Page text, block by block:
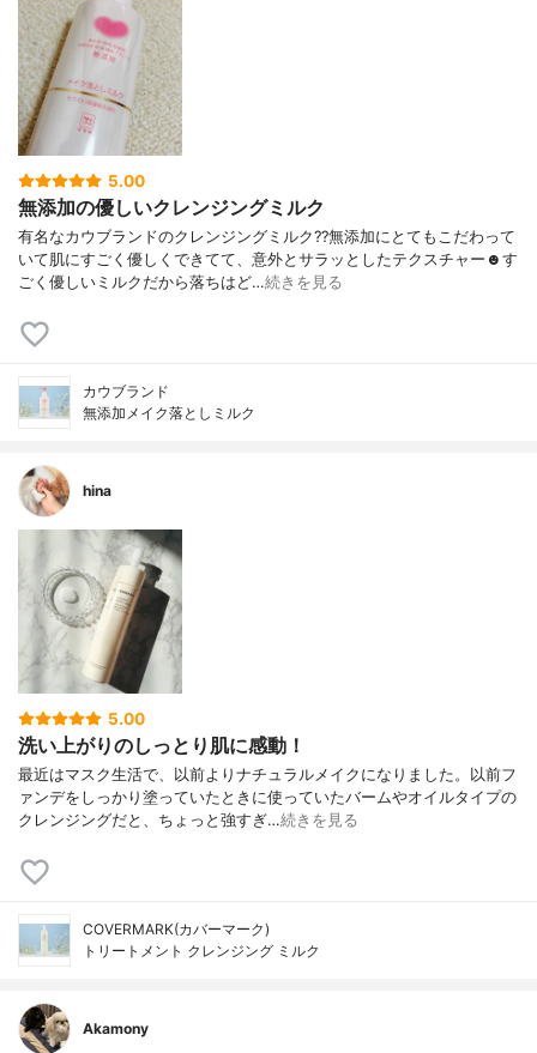
5.00
無添加の優しいクレンジングミルク
有名なカウブランドのクレンジングミルク??無添加にとてもこだわって
いて肌にすごく優しくできてて、意外とサラッとしたテクスチャー☻す
ごく優しいミルクだから落ちはど…続きを見る
カウブランド
無添加メイク落としミルク
hina
5.00
洗い上がりのしっとり肌に感動！
最近はマスク生活で、以前よりナチュラルメイクになりました。以前フ
ァンデをしっかり塗っていたときに使っていたバームやオイルタイプの
クレンジングだと、ちょっと強すぎ…続きを見る
COVERMARK(カバーマーク)
トリートメント クレンジング ミルク
Akamony